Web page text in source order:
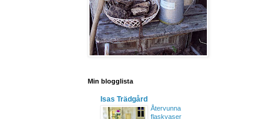
Min blogglista
Isas Trädgård
Återvunna
flaskvaser